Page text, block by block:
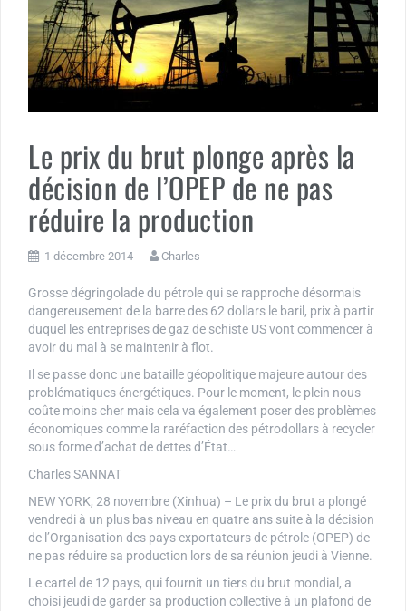
Le prix du brut plonge après la
décision de l’OPEP de ne pas
réduire la production
1 décembre 2014 Charles
Grosse dégringolade du pétrole qui se rapproche désormais
dangereusement de la barre des 62 dollars le baril, prix à partir
duquel les entreprises de gaz de schiste US vont commencer à
avoir du mal à se maintenir à flot.
Il se passe donc une bataille géopolitique majeure autour des
problématiques énergétiques. Pour le moment, le plein nous
coûte moins cher mais cela va également poser des problèmes
économiques comme la raréfaction des pétrodollars à recycler
sous forme d’achat de dettes d’État…
Charles SANNAT
NEW YORK, 28 novembre (Xinhua) – Le prix du brut a plongé
vendredi à un plus bas niveau en quatre ans suite à la décision
de l’Organisation des pays exportateurs de pétrole (OPEP) de
ne pas réduire sa production lors de sa réunion jeudi à Vienne.
Le cartel de 12 pays, qui fournit un tiers du brut mondial, a
choisi jeudi de garder sa production collective à un plafond de